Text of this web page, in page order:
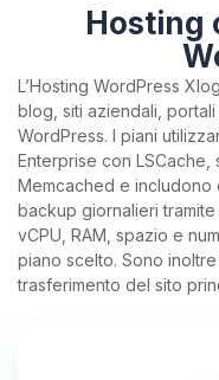
Hosting
L’Hosting WordPress
blog, siti aziendali,
WordPress. I piani
Enterprise con LSCache,
Memcached e includono
backup giornalieri
vCPU, RAM, spazio e
piano scelto. Sono
trasferimento del sito